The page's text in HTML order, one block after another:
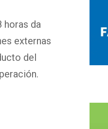
horas da
externas
del